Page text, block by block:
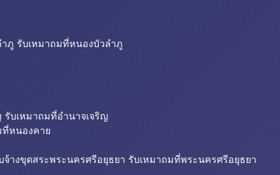
ภู รับเหมาถมที่หนองบัวลำภู
รับเหมาถมที่อำนาจเจริญ
ที่หนองคาย
างขุดสระพระนครศรีอยุธยา รับเหมาถมที่พระนครศรีอยุธยา